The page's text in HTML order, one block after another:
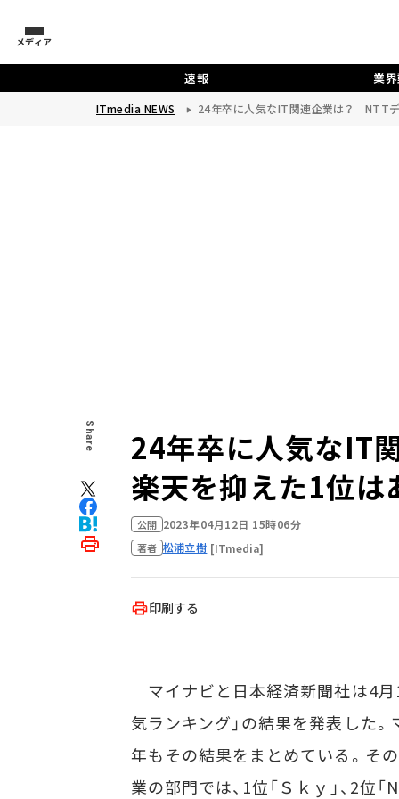
メディア
速報 業
ITmedia NEWS 24年卒に人気なIT関連企業は？ NTT
Share
24年卒に人気なIT
楽天を抑えた1位
公開 2023年04月12日 15時06分
著者 松浦立樹 [ITmedia]
印刷する
マイナビと日本経済新聞社は4月
気ランキング」の結果を発表した
年もその結果をまとめている。そ
業の部門では、1位「Ｓｋｙ」、2位